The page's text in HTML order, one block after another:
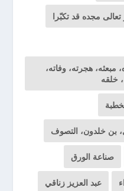
تعالى مجده قد تكبّرا
هجرته، وفاته،
خلقه
بن خلدون، التصوف
صناعة الورق
عبد العزيز زناقي